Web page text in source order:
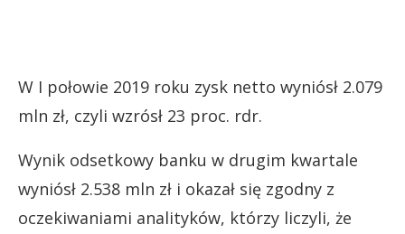
W I połowie 2019 roku zysk netto wyniósł 2.079
mln zł, czyli wzrósł 23 proc. rdr.
Wynik odsetkowy banku w drugim kwartale
wyniósł 2.538 mln zł i okazał się zgodny z
oczekiwaniami analityków, którzy liczyli, że